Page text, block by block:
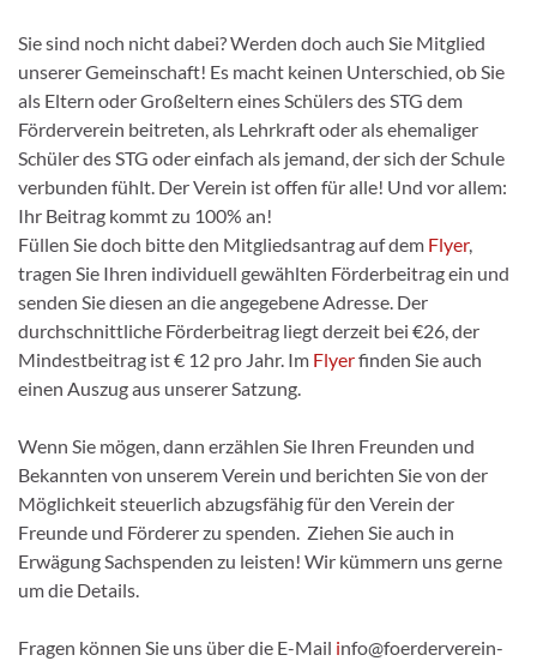
Sie sind noch nicht dabei? Werden doch auch Sie Mitglied
unserer Gemeinschaft! Es macht keinen Unterschied, ob Sie
als Eltern oder Großeltern eines Schülers des STG dem
Förderverein beitreten, als Lehrkraft oder als ehemaliger
Schüler des STG oder einfach als jemand, der sich der Schule
verbunden fühlt. Der Verein ist offen für alle! Und vor allem:
Ihr Beitrag kommt zu 100% an!
Füllen Sie doch bitte den Mitgliedsantrag auf dem Flyer,
tragen Sie Ihren individuell gewählten Förderbeitrag ein und
senden Sie diesen an die angegebene Adresse. Der
durchschnittliche Förderbeitrag liegt derzeit bei €26, der
Mindestbeitrag ist € 12 pro Jahr. Im Flyerfinden Sie auch
einen Auszug aus unserer Satzung.
Wenn Sie mögen, dann erzählen Sie Ihren Freunden und
Bekannten von unserem Verein und berichten Sie von der
Möglichkeit steuerlich abzugsfähig für den Verein der
Freunde und Förderer zu spenden. Ziehen Sie auch in
Erwägung Sachspenden zu leisten! Wir kümmern uns gerne
um die Details.
Fragen können Sie uns über die E-Mail info@foerderverein-